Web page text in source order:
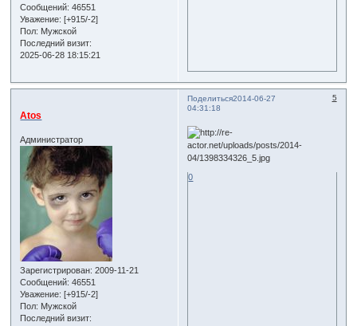
Сообщений: 46551
Уважение: [+915/-2]
Пол: Мужской
Последний визит:
2025-06-28 18:15:21
Поделиться 5
2014-06-27
04:31:18
Atos
Администратор
Зарегистрирован: 2009-11-21
Сообщений: 46551
Уважение: [+915/-2]
Пол: Мужской
Последний визит:
0